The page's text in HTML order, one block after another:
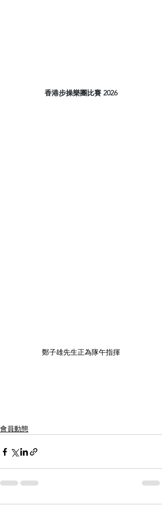
香港步操樂團比賽 2026
鄭子雄先生正為隊午指揮
會員動態